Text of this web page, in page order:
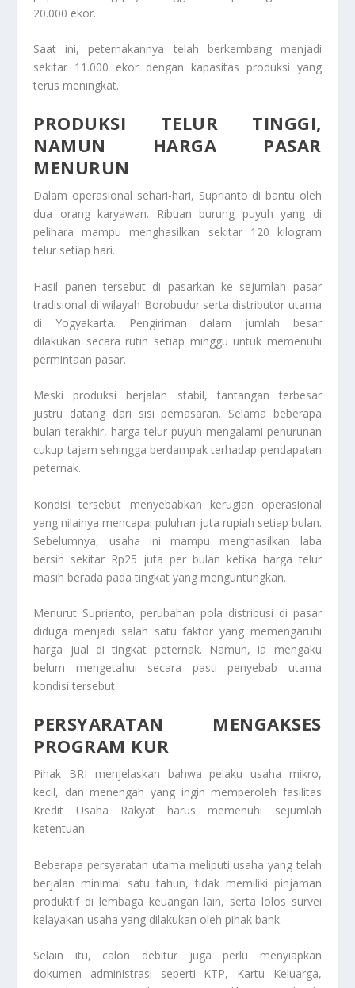
20.000 ekor.
Saat ini, peternakannya telah berkembang menjadi
sekitar 11.000 ekor dengan kapasitas produksi yang
terus meningkat.
PRODUKSI TELUR TINGGI,
NAMUN HARGA PASAR
MENURUN
Dalam operasional sehari-hari, Suprianto di bantu oleh
dua orang karyawan. Ribuan burung puyuh yang di
pelihara mampu menghasilkan sekitar 120 kilogram
telur setiap hari.
Hasil panen tersebut di pasarkan ke sejumlah pasar
tradisional di wilayah Borobudur serta distributor utama
di Yogyakarta. Pengiriman dalam jumlah besar
dilakukan secara rutin setiap minggu untuk memenuhi
permintaan pasar.
Meski produksi berjalan stabil, tantangan terbesar
justru datang dari sisi pemasaran. Selama beberapa
bulan terakhir, harga telur puyuh mengalami penurunan
cukup tajam sehingga berdampak terhadap pendapatan
peternak.
Kondisi tersebut menyebabkan kerugian operasional
yang nilainya mencapai puluhan juta rupiah setiap bulan.
Sebelumnya, usaha ini mampu menghasilkan laba
bersih sekitar Rp25 juta per bulan ketika harga telur
masih berada pada tingkat yang menguntungkan.
Menurut Suprianto, perubahan pola distribusi di pasar
diduga menjadi salah satu faktor yang memengaruhi
harga jual di tingkat peternak. Namun, ia mengaku
belum mengetahui secara pasti penyebab utama
kondisi tersebut.
PERSYARATAN MENGAKSES
PROGRAM KUR
Pihak BRI menjelaskan bahwa pelaku usaha mikro,
kecil, dan menengah yang ingin memperoleh fasilitas
Kredit Usaha Rakyat harus memenuhi sejumlah
ketentuan.
Beberapa persyaratan utama meliputi usaha yang telah
berjalan minimal satu tahun, tidak memiliki pinjaman
produktif di lembaga keuangan lain, serta lolos survei
kelayakan usaha yang dilakukan oleh pihak bank.
Selain itu, calon debitur juga perlu menyiapkan
dokumen administrasi seperti KTP, Kartu Keluarga,